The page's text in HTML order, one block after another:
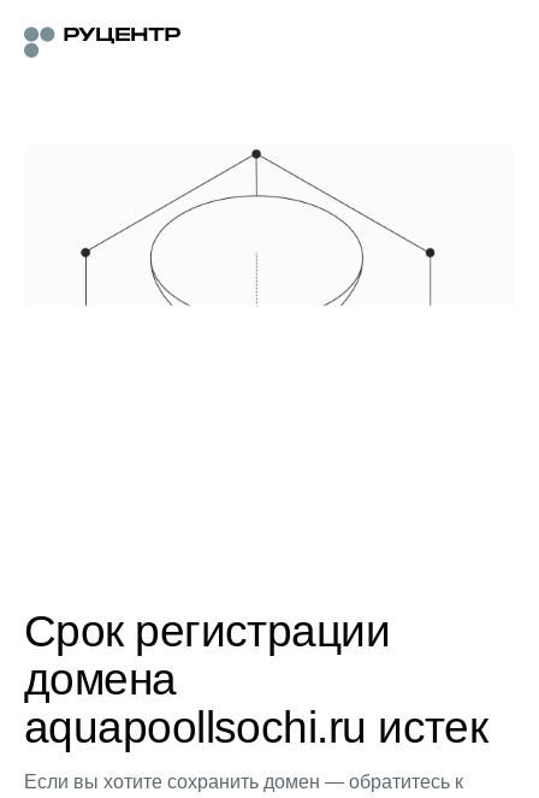
Срок регистрации
домена
aquapoollsochi.ru истек
Если вы хотите сохранить домен — обратитесь к